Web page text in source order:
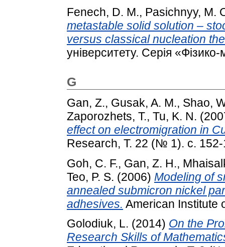
Fenech, D. M., Pasichnyy, M.
metastable solid solution –
versus classical nucleation
університету. Серія
G
Gan, Z., Gusak, A. M., Shao,
Zaporozhets, T., Tu, K. N.
effect on electromigration in
Research, Т. 22 (№ 1). с.
Goh, C. F., Gan, Z. H.,
Teo, P. S. (2006) Modeling of
annealed submicron nickel
adhesives. American Institute
Golodiuk, L. (2014) On the
Research Skills of